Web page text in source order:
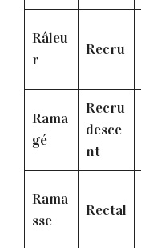
Râleu
r
Recru
Rama
gé
Recru
desce
nt
Rama
sse
Rectal